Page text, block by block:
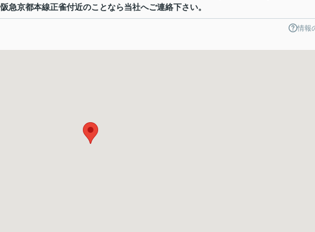
急京都本線正雀付近のことなら当社へご連絡下さい。
情報